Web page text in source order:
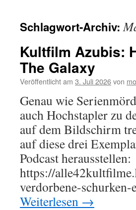
Schlagwort-Archiv:
Kultfilm Azubis:
The Galaxy
Veröffentlicht am 3. Juli 2026von
Genau wie
auch Hochstapler zu
auf dem Bildschirm
auf diese drei
Podcast herausstellen:
https://
verdorbene-
Weiterlesen →